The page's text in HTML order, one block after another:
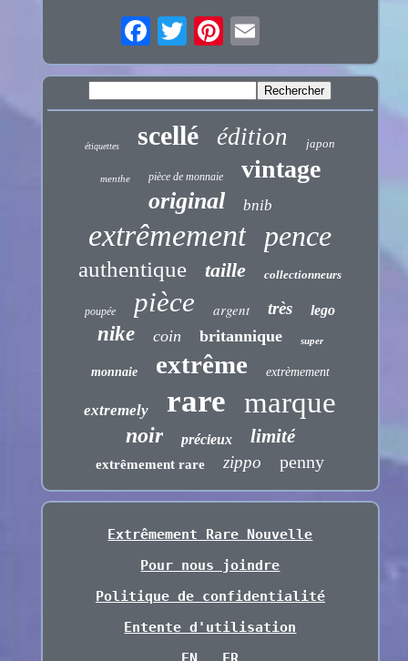
étiquettes scellé édition japon
menthe pièce de monnaie vintage
original bnib
extrêmement pence
authentique taille collectionneurs
poupée pièce argent très lego
nike coin britannique super
monnaie extrême extrèmement
extremely rare marque
noir précieux limité
extrêmement rare zippo penny
Extrêmement Rare Nouvelle
Pour nous joindre
Politique de confidentialité
Entente d'utilisation